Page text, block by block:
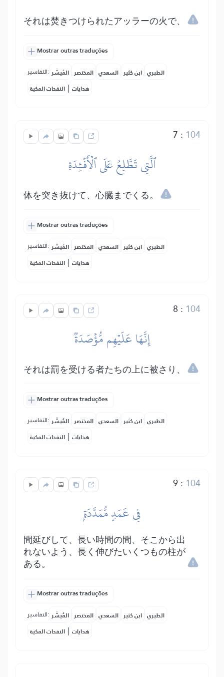
それは焚きつけられたアッラーの火で、
Mostrar outras traduções
التفاسير: المُيسَّر المختصر السعدي ابن كثير الطبري
النفحات المكية | هدايات
7 : 104
ٱلَّتِي تَطَّلِعُ عَلَى ٱلۡأَفۡـِٔدَةِ
体を突き抜けて、心臓までくる。
Mostrar outras traduções
التفاسير: المُيسَّر المختصر السعدي ابن كثير الطبري
النفحات المكية | هدايات
8 : 104
إِنَّهَا عَلَيۡهِم مُّؤۡصَدَةٞ
それは罰を受ける者たちの上に被さり、
Mostrar outras traduções
التفاسير: المُيسَّر المختصر السعدي ابن كثير الطبري
النفحات المكية | هدايات
9: 104
فِي عَمَدٖ مُّمَدَّدَةِۭ
間延びして、長い時間の間、そこから出
れないよう、長く伸びたいくつもの柱が
ある。
Mostrar outras traduções
التفاسير: المُيسَّر المختصر السعدي ابن كثير الطبري
النفحات المكية | هدايات